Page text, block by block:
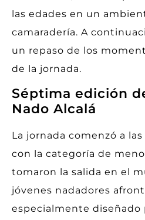
las edades en un
camaradería. A
un repaso de los
de la jornada.
Séptima edición
Nado Alcalá
La jornada comenzó a
con la categoría de
tomaron la salida en el
jóvenes nadadores
especialmente diseñado